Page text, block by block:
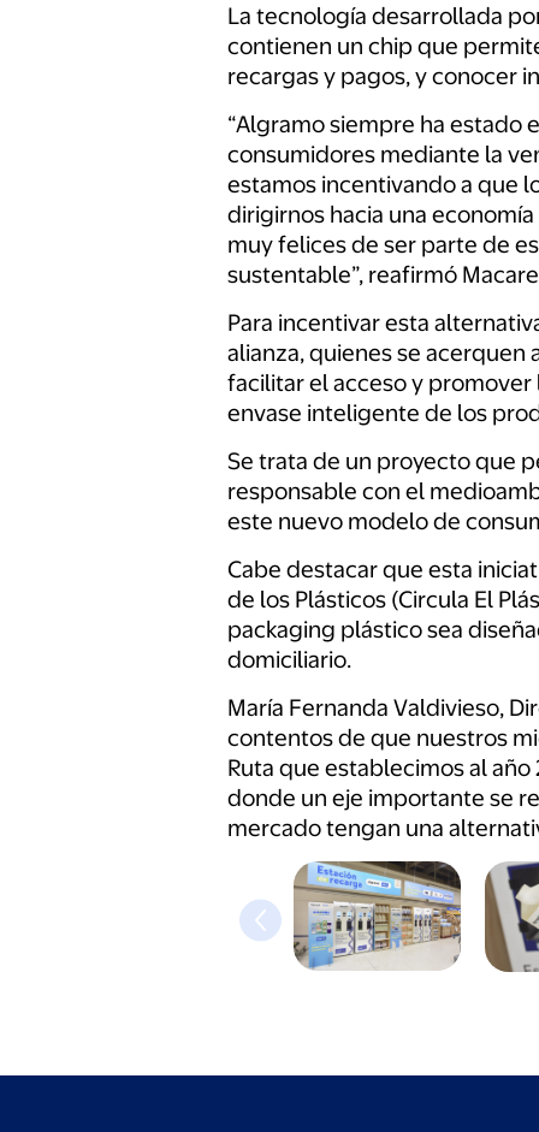
La tecnología desarrollada
contienen un chip que
recargas y pagos, y conocer
“Algramo siempre ha estado
consumidores mediante la
estamos incentivando a que
dirigirnos hacia una
muy felices de ser parte de
sustentable”, reafirmó
Para incentivar esta
alianza, quienes se
facilitar el acceso y
envase inteligente de los
Se trata de un proyecto que
responsable con el
este nuevo modelo de
Cabe destacar que esta
de los Plásticos (Circula El
packaging plástico sea
domiciliario.
María Fernanda Valdivieso,
contentos de que nuestros
Ruta que establecimos al
donde un eje importante se
mercado tengan una